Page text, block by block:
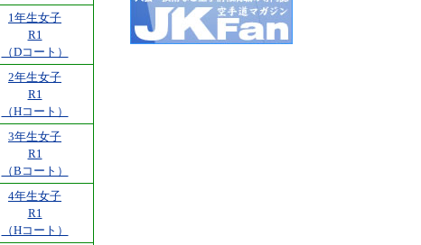
1年生女子
R1
（Dコート）
2年生女子
R1
（Hコート）
3年生女子
R1
（Bコート）
4年生女子
R1
（Hコート）